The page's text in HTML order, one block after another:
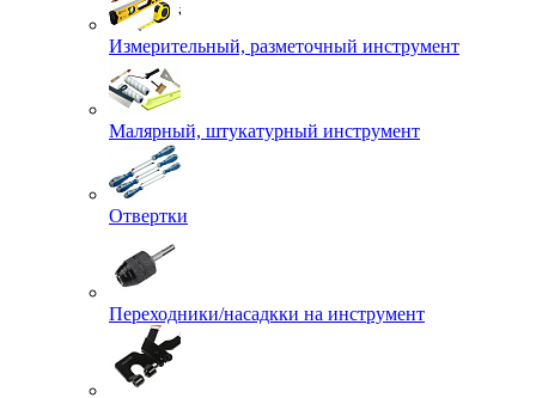
Измерительный, разметочный инструмент
Малярный, штукатурный инструмент
Отвертки
Переходники/насадкки на инструмент